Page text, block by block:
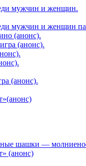
мужчин и женщин.
мужчин и женщин
(анонс).
(анонс).
(анонс).
шашки —
(анонс)